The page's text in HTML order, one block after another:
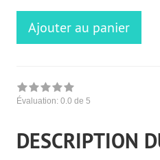
Ajouter au panier
Évaluation: 0.0 de 5
DESCRIPTION